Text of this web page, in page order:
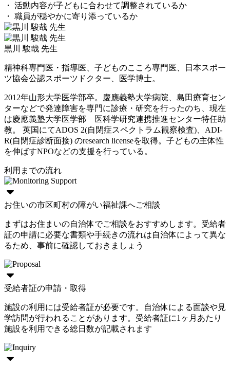
・ 活動内容が子どもに合わせて調整されているか
・ 職員が穏やかに寄り添っているか
黒川 駿哉 先生
精神科専門医・指導医、子どものこころ専門医、日本スポー
ツ協会公認スポーツドクター、医学博士。
2012年山形大学医学部卒。慶應義塾大学病院、島田療育セン
ターなどで発達障害を専門に診療・研究を行ったのち、現在
は慶應義塾大学医学部 医科学研究連携推進センター特任助
教。 英国にてADOS 2(自閉症スペクトラム観察検査)、ADI-
R(自閉症診断面接) のresearch licenseを取得。子どもの主体性
を伸ばすNPOなどの支援を行っている。
利用までの流れ
お住いの市区町村の障がい福祉課へご相談
まずはお住まいの自治体でご相談をおすすめします。受給者
証の申請に必要な書類や手続きの流れは自治体によって異な
るため、事前に確認しておきましょう
受給者証の申請・取得
施設の利用には受給者証が必要です。自治体による面談や見
学訪問が行われることがあります。受給者証に1ヶ月あたり
施設を利用できる総日数が記載されます